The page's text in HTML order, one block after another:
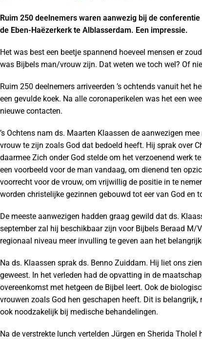
Ruim 250 deelnemers waren aanwezig bij de
de Eben-Haëzerkerk te Alblasserdam. Een impressie.
Het was best een beetje spannend hoeveel mensen er
was Bijbels man/vrouw zijn. Dat weten we toch wel? Of
Ruim 250 deelnemers arriveerden ’s ochtends vanuit het
een gevulde koek. Na alle coronaperikelen was het een
nieuwe contacten.
’s Ochtens nam ds. Maarten Klaassen de aanwezigen
vrouw te zijn zoals God dat bedoeld heeft. Hij sprak over
daarmee Zich onder God stelde om het verzoenend werk
een voorbeeld voor de man vandaag, om dienend ten
voorrecht voor de vrouw, om vrijwillig de positie in te
worden christelijke gezinnen gebouwd tot eer van God en
De meeste aanwezigen hadden graag gewild dat ds.
september zal hij beschikbaar zijn voor Bijbels Beraad M/
regionaal niveau meer invulling te geven aan het
Na ds. Klaassen sprak ds. Benno Zuiddam. Hij liet ons
geweest. In het verleden had de opvatting in de
overeenkomst met hetgeen de Bijbel leert. Ook de
vrouwen zoals God hen geschapen heeft. Dit is
ook noodzakelijk bij medische behandelingen.
Na de verstrekte lunch vertelden Jürgen en Sherida